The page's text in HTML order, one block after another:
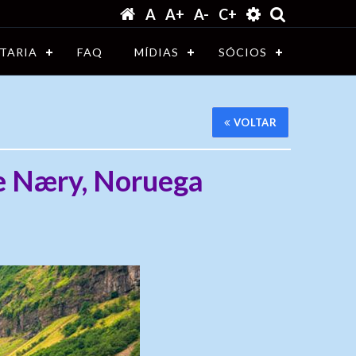
A A+ A- C+
FAQ MÍDIAS SÓCIOS
VOLTAR
Næry, Noruega
@dominio!